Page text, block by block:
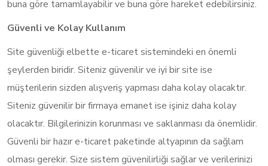
buna göre tamamlayabilir ve buna göre hareket edebilirsiniz.
Güvenli ve Kolay Kullanım
Site güvenliği elbette e-ticaret sistemindeki en önemli
şeylerden biridir. Siteniz güvenilir ve iyi bir site ise
müşterilerin sizden alışveriş yapması daha kolay olacaktır.
Siteniz güvenilir bir firmaya emanet ise işiniz daha kolay
olacaktır. Bilgilerinizin korunması ve saklanması da önemlidir.
Güvenli bir hazır e-ticaret paketinde altyapının da sağlam
olması gerekir. Size sistem güvenilirliği sağlar ve verilerinizi